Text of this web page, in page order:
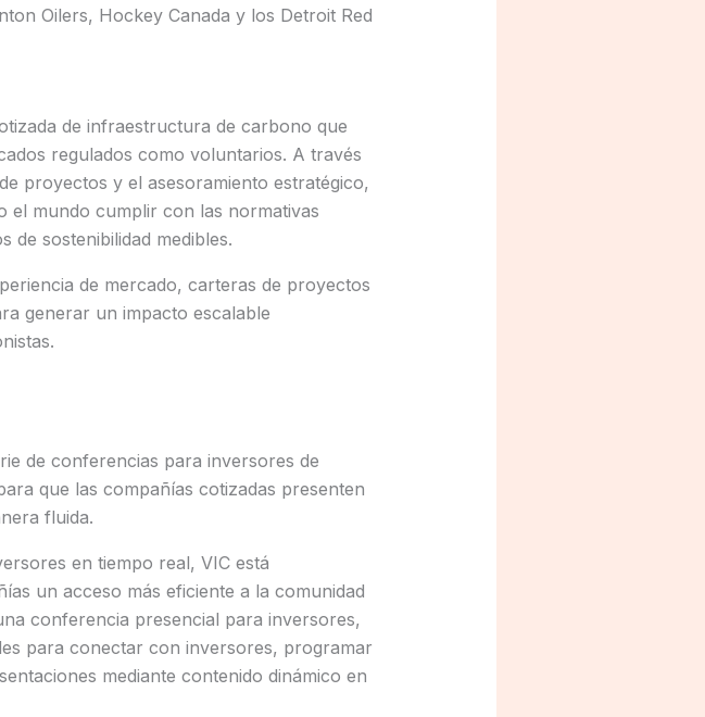
Oilers, Hockey Canada y los Detroit Red
de infraestructura de carbono que
regulados como voluntarios. A través
proyectos y el asesoramiento estratégico,
el mundo cumplir con las normativas
de sostenibilidad medibles.
de mercado, carteras de proyectos
generar un impacto escalable
de conferencias para inversores de
que las compañías cotizadas presenten
fluida.
en tiempo real, VIC está
un acceso más eficiente a la comunidad
conferencia presencial para inversores,
para conectar con inversores, programar
mediante contenido dinámico en